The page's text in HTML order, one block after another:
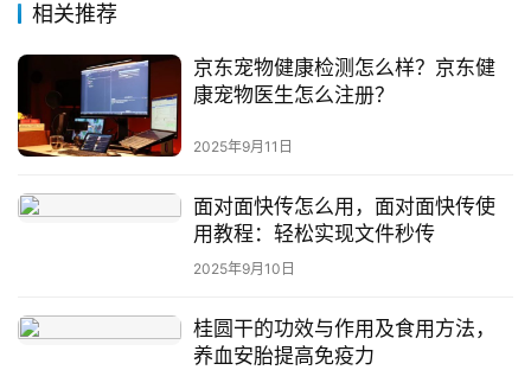
相关推荐
京东宠物健康检测怎么样？京东健
康宠物医生怎么注册？
2025年9月11日
面对面快传怎么用，面对面快传使
用教程：轻松实现文件秒传
2025年9月10日
桂圆干的功效与作用及食用方法，
养血安胎提高免疫力